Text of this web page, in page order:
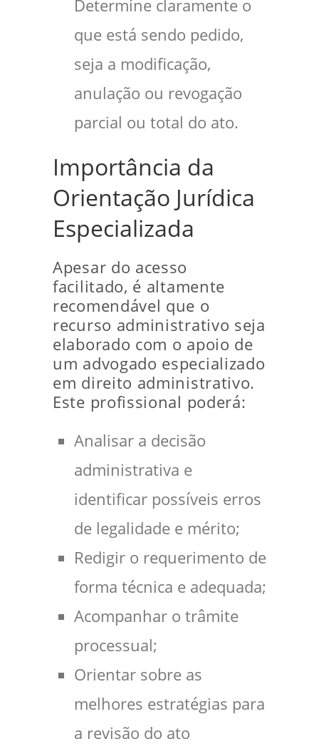
Determine claramente o
que está sendo pedido,
seja a modificação,
anulação ou revogação
parcial ou total do ato.
Importância da
Orientação Jurídica
Especializada
Apesar do acesso
facilitado, é altamente
recomendável que o
recurso administrativo seja
elaborado com o apoio de
um advogado especializado
em direito administrativo.
Este profissional poderá:
Analisar a decisão
administrativa e
identificar possíveis erros
de legalidade e mérito;
Redigir o requerimento de
forma técnica e adequada;
Acompanhar o trâmite
processual;
Orientar sobre as
melhores estratégias para
a revisão do ato